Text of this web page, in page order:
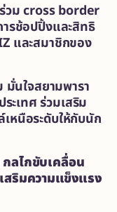
วม cross border
รช้อปปิ้งและสิทธิ
และสมาชิกของ
มั่นใจสยามพารา
เทศ ร่วมเสริม
หนือระดับให้กับนัก
ลไกขับเคลื่อน
สริมความแข็งแรง